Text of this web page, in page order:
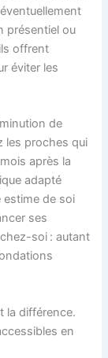
présentiel ou
offrent
éviter les
de
les proches qui
après la
adapté
estime de soi
ses
soi : autant
la différence.
en